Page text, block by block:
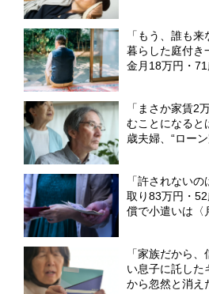
「もう、誰も
暮らした庭付き
金月18万円・71
「まさか家賃2
むことになる
歳夫婦、“ロー
「許されない
取り83万円・
償で小遣いは〈
「家族だから
い息子に託した
から忽然と消え